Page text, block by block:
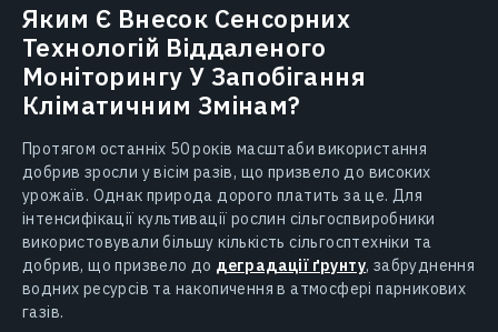
Яким Є Внесок Сенсорних
Технологій Віддаленого
Моніторингу У Запобігання
Кліматичним Змінам?
Протягом останніх 50 років масштаби використання
добрив зросли у вісім разів, що призвело до високих
урожаїв. Однак природа дорого платить за це. Для
інтенсифікації культивації рослин сільгоспвиробники
використовували більшу кількість сільгосптехніки та
добрив, що призвело до деградації ґрунту, забруднення
водних ресурсів та накопичення в атмосфері парникових
газів.